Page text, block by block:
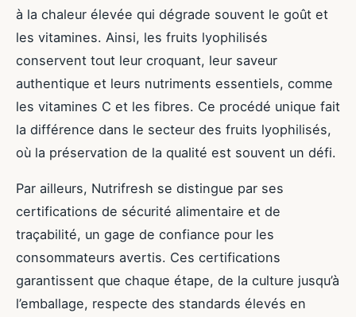
à la chaleur élevée qui dégrade souvent le goût et
les vitamines. Ainsi, les fruits lyophilisés
conservent tout leur croquant, leur saveur
authentique et leurs nutriments essentiels, comme
les vitamines C et les fibres. Ce procédé unique fait
la différence dans le secteur des fruits lyophilisés,
où la préservation de la qualité est souvent un défi.
Par ailleurs, Nutrifresh se distingue par ses
certifications de sécurité alimentaire et de
traçabilité, un gage de confiance pour les
consommateurs avertis. Ces certifications
garantissent que chaque étape, de la culture jusqu’à
l’emballage, respecte des standards élevés en